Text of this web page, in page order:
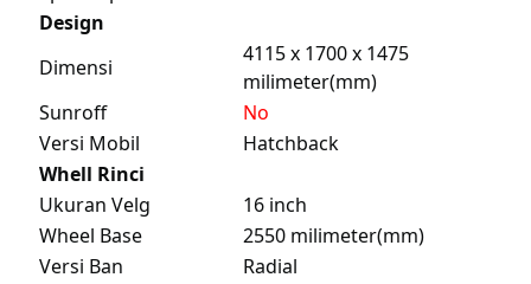
Design
Dimensi
4115 x 1700 x 1475
milimeter(mm)
Sunroff
No
Versi Mobil
Hatchback
Whell Rinci
Ukuran Velg
16 inch
Wheel Base
2550 milimeter(mm)
Versi Ban
Radial